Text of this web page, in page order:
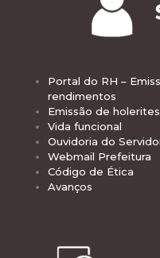
Portal do RH –
rendimentos
Emissão de holerites
Vida funcional
Ouvidoria do
Webmail Prefeitura
Código de Ética
Avanços